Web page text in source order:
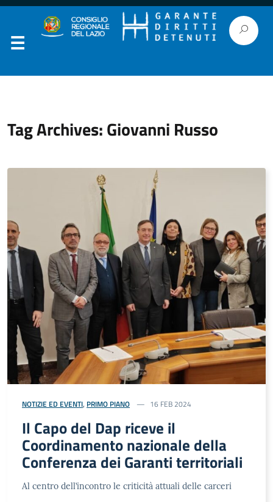
Tag Archives: Giovanni Russo
NOTIZIE ED EVENTI, PRIMO PIANO 16 FEB 2024
Il Capo del Dap riceve il
Coordinamento nazionale della
Conferenza dei Garanti territoriali
Al centro dell’incontro le criticità attuali delle carceri